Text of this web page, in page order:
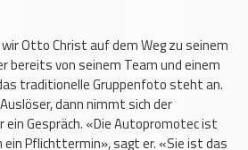
Otto Christ auf dem Weg zu seinem
bereits von seinem Team und einem
traditionelle Gruppenfoto steht an.
dann nimmt sich der
Gespräch. «Die Autopromotec ist
Pflichttermin», sagt er. «Sie ist das